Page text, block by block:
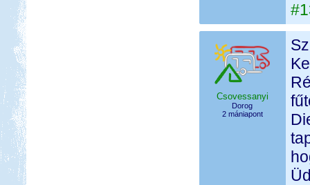
Csovessanyi
Dorog
2 mániapont